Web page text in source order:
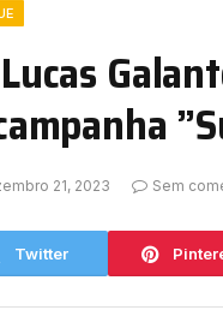
21, 2023 Sem
Twitter